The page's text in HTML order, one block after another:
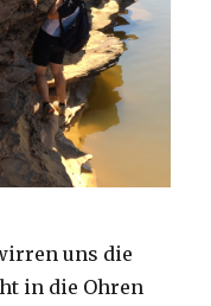
uns die
in die Ohren